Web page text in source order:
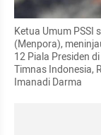
Ketua Umum PSSI
(Menpora),
12 Piala Presiden
Timnas Indonesia,
Imanadi Darma